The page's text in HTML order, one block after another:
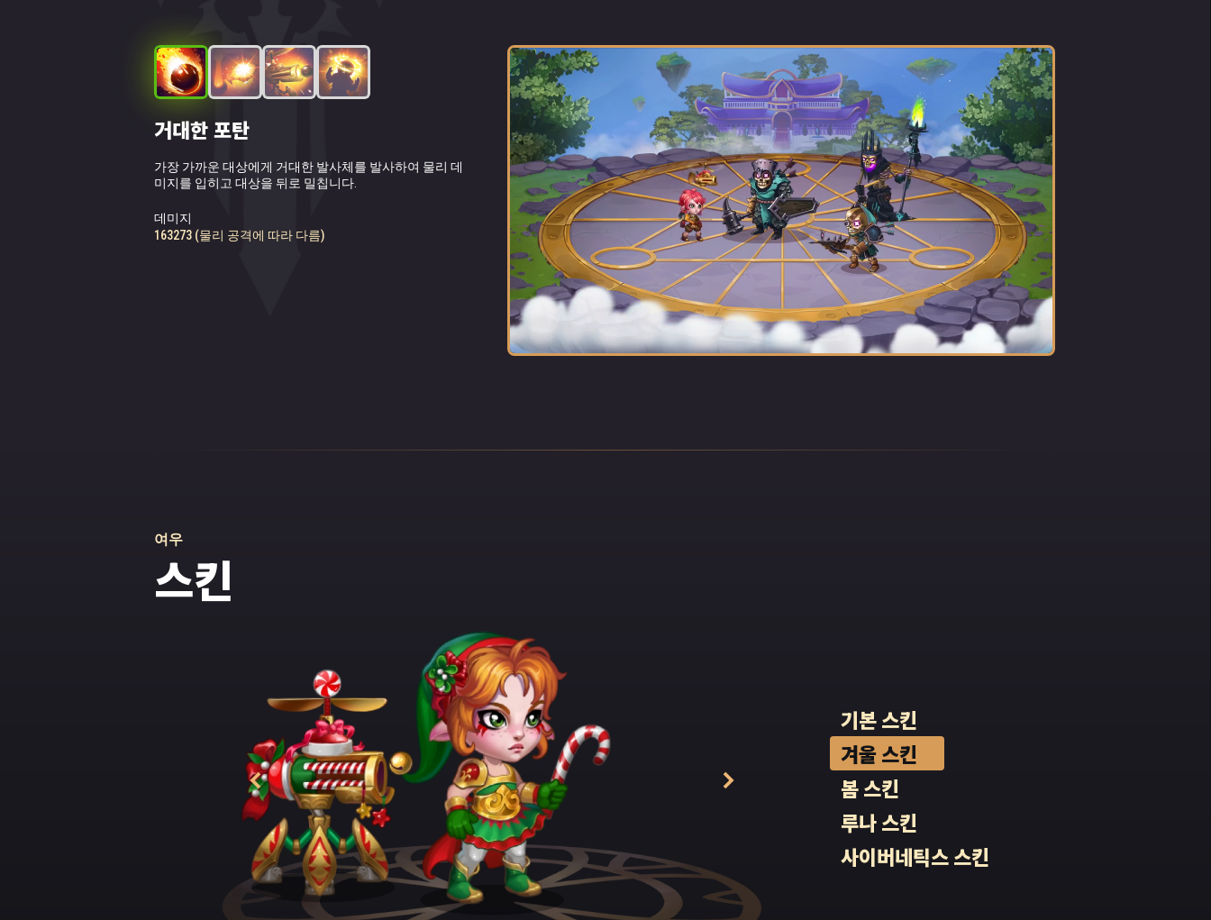
폭스는 다른 여자아이들과는 달랐습니다. 항상 부모님을 긴장하게 하는 산만하고
고집 센 말썽꾸러기였고, 다른 여자아이들이 좋아하던 바느질과 음악 수업도 계속
빼먹었죠. 결국 부모님도 막내딸이 웨딩드레스를 입은 모습을 보는 날은 오지 않으
리라는 사실을 받아들였습니다. 어느 누가 이런 고집 센 여자와 결혼하려 하겠어요?
커녕, 오히려 어느 정도의 존경과 지지를 이끌어 낸다는 사실을 알아차리기 시작했
각하여 무기 제작에는 관심을 두지 않았습니다. 적어도 지금은 말이죠...
어느 날 밤, 무시무시한 천둥소리와 타는 냄새가 평화로운 잠에 빠져있던 도시를 흔
들어 깨웠습니다. 일정한 간격으로 어마어마한 진동이 느껴지는 게, 마치 거대한 괴
물이 마을을 짓밟고 다니며 발아래의 모든 것을 파괴하고 있는 것 같았습니다. 그리
고 실제로도 그랬죠.
거리는 울음소리와 비명이 난무하는 아비규환이 되었고, 엄마들은 필사적으로 아이
들을 보호하려고 했습니다. 창가에 서서 이 모습을 멍하니 바라보던 폭스의 작은 주
먹에 힘이 들어갔습니다. 옆방에서 자신이 새로 제작한 소음 차단 귀마개를 낀 여동
생 애니가 아무것도 모른 채 평화롭게 코를 골고 있다는 사실도 머리에 들어오지 않
았죠.
거리에서 무언가가 폭발하더니, 끔찍한 굉음과 함께 나무들이 쓰러졌습니다. 사람
들은 각자 가장 소중한 물건만 챙겨 서둘러 집에서 대피했고, 벌써 남겨진 물건을 두
거대한 포탄
가장 가까운 대상에게 거대한 발사체를 발사하여 물리 데
미지를 입히고 대상을 뒤로 밀칩니다.
데미지
163273 (물리 공격에 따라 다름)
연막탄
적의 앞줄에 연막탄을 발사하여 6 초 동안 근처의 히어로
들을 실명시킵니다. 이제 거대한 포탄 스킬도 앞줄에 있는
대상의 레벨이 130보다 높을 경우 실명 확률이 낮아집니다
연속 포격
가장 가까운 대상을 6번 사격합니다.
19577 (물리 공격에 따라 다름)
뇌진탕
패시브 스킬입니다. 거대한 포탄은 5 초 동안 대상을 기절
시킵니다.
대상의 레벨이 130보다 높을 경우 기절 확률이 낮아집니다
여우
스킨
기본 스킨
겨울 스킨
봄 스킨
루나 스킨
사이버네틱스 스킨